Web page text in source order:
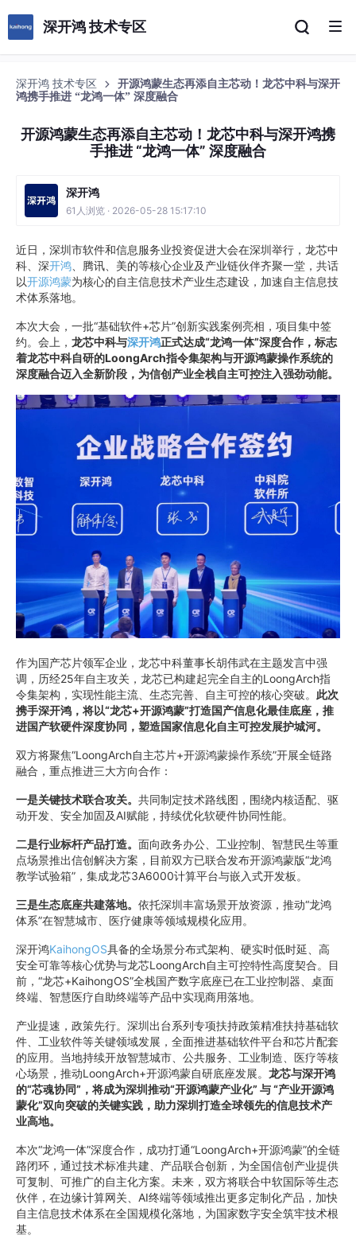
深开鸿 技术专区
深开鸿 技术专区
开源鸿蒙生态再添自主芯动！龙芯中科与深开
鸿携手推进 “龙鸿一体” 深度融合
开源鸿蒙生态再添自主芯动！龙芯中科与深开鸿携
手推进 “龙鸿一体” 深度融合
深开鸿
61人浏览 · 2026-05-28 15:17:10
近日，深圳市软件和信息服务业投资促进大会在深圳举行，龙芯中
科、深开鸿 、腾讯、美的等核心企业及产业链伙伴齐聚一堂，共话
以开源鸿蒙为核心的自主信息技术产业生态建设，加速自主信息技
术体系落地。
本次大会，一批“基础软件+芯片”创新实践案例亮相，项目集中签
约。会上， 龙芯中科与深开鸿正式达成“龙鸿一体”深度合作，标志
着龙芯中科自研的LoongArch指令集架构与开源鸿蒙操作系统的
深度融合迈入全新阶段，为信创产业全栈自主可控注入强劲动能。
作为国产芯片领军企业，龙芯中科董事长胡伟武在主题发言中强
调，历经25年自主攻关，龙芯已构建起完全自主的LoongArch指
令集架构，实现性能主流、生态完善、自主可控的核心突破。 此次
携手深开鸿，将以“龙芯+开源鸿蒙”打造国产信息化最佳底座，推
进国产软硬件深度协同，塑造国家信息化自主可控发展护城河。
双方将聚焦“LoongArch自主芯片+开源鸿蒙操作系统”开展全链路
融合，重点推进三大方向合作：
一是关键技术联合攻关。 共同制定技术路线图，围绕内核适配、驱
动开发、安全加固及AI赋能，持续优化软硬件协同性能。
二是行业标杆产品打造。 面向政务办公、工业控制、智慧民生等重
点场景推出信创解决方案，目前双方已联合发布开源鸿蒙版“龙鸿
教学试验箱”，集成龙芯3A6000计算平台与嵌入式开发板。
三是生态底座共建落地。 依托深圳丰富场景开放资源，推动“龙鸿
体系”在智慧城市、医疗健康等领域规模化应用。
深开鸿KaihongOS具备的全场景分布式架构、硬实时低时延、高
安全可靠等核心优势与龙芯LoongArch自主可控特性高度契合。目
前，“龙芯+KaihongOS”全栈国产数字底座已在工业控制器、桌面
终端、智慧医疗自助终端等产品中实现商用落地。
产业提速，政策先行。深圳出台系列专项扶持政策精准扶持基础软
件、工业软件等关键领域发展，全面推进基础软件平台和芯片配套
的应用。当地持续开放智慧城市、公共服务、工业制造、医疗等核
心场景，推动LoongArch+开源鸿蒙自研底座发展。 龙芯与深开鸿
的“芯魂协同”，将成为深圳推动“开源鸿蒙产业化” 与 “产业开源鸿
蒙化”双向突破的关键实践，助力深圳打造全球领先的信息技术产
业高地。
本次“龙鸿一体”深度合作，成功打通“LoongArch+开源鸿蒙”的全链
路闭环，通过技术标准共建、产品联合创新，为全国信创产业提供
可复制、可推广的自主化方案。未来，双方将联合中软国际等生态
伙伴，在边缘计算网关、AI终端等领域推出更多定制化产品，加快
自主信息技术体系在全国规模化落地，为国家数字安全筑牢技术根
基。